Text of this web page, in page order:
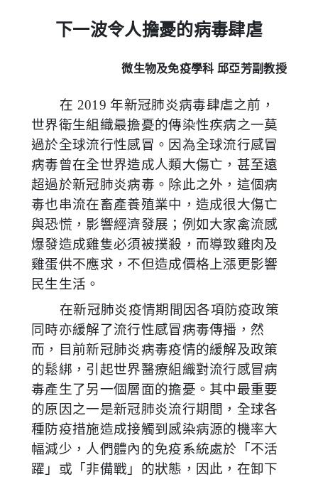
下一波令人擔憂的病毒肆虐
微生物及免疫學科 邱亞芳副教授
在 2019 年新冠肺炎病毒肆虐之前，
世界衛生組織最擔憂的傳染性疾病之一莫
過於全球流行性感冒。因為全球流行感冒
病毒曾在全世界造成人類大傷亡，甚至遠
超過於新冠肺炎病毒。除此之外，這個病
毒也串流在畜產養殖業中，造成很大傷亡
與恐慌，影響經濟發展；例如大家禽流感
爆發造成雞隻必須被撲殺，而導致雞肉及
雞蛋供不應求，不但造成價格上漲更影響
民生生活。
在新冠肺炎疫情期間因各項防疫政策
同時亦緩解了流行性感冒病毒傳播，然
而，目前新冠肺炎病毒疫情的緩解及政策
的鬆綁，引起世界醫療組織對流行感冒病
毒產生了另一個層面的擔憂。其中最重要
的原因之一是新冠肺炎流行期間，全球各
種防疫措施造成接觸到感染病源的機率大
幅減少，人們體內的免疫系統處於「不活
躍」或「非備戰」的狀態，因此，在卸下